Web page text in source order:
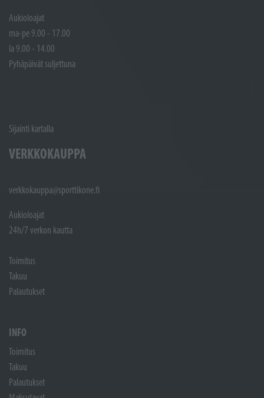
Aukioloajat
ma-pe 9.00 - 17.00
la 9.00 - 14.00
Pyhäpäivät suljettuna
Sijainti kartalla
VERKKOKAUPPA
verkkokauppa@sporttikone.fi
Aukioloajat
24h/7 verkon kautta
Toimitus
Takuu
Palautukset
INFO
Toimitus
Takuu
Palautukset